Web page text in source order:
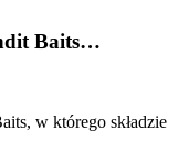
Baits…
w którego składzie